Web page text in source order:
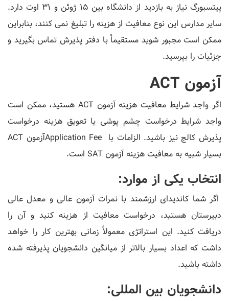
پیتسبورگ نیاز به بازدید از دانشگاه بین 15 ژوئن و 31 اوت دارد.
سایر مدارس این نوع معافیت از هزینه را تبلیغ نمی کنند، بنابراین
ممکن است مجبور شوید مستقیماً با دفتر پذیرش تماس بگیرید و
جزئیات را بپرسید.
آزمون ACT
اگر واجد شرایط معافیت هزینه آزمون ACT هستید، ممکن است
واجد شرایط درخواست چشم پوشی یا تعویق هزینه درخواست
پذیرش کالج نیز باشید. الزامات با Application Feeآزمون ACT
بسیار شبیه به معافیت هزینه آزمون SAT است.
انتخاب یکی از موارد:
اگر شما کاندیدای ارزشمند با نمرات آزمون عالی و معدل عالی
دبیرستان هستید، درخواست معافیت از هزینه کنید و آن را
دریافت کنید. این استراتژی معمولاً زمانی بهترین کار را خواهد
داشت که اعداد بسیار بالاتر از میانگین دانشجویان پذیرفته شده
داشته باشید.
دانشجویان بین المللی: